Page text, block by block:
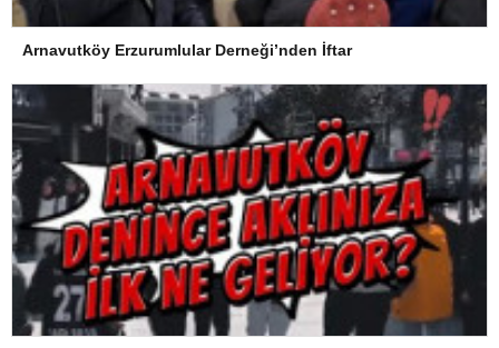
Arnavutköy Erzurumlular Derneği’nden İftar